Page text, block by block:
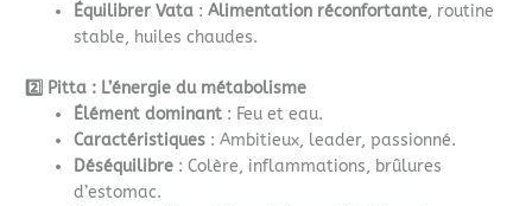
Équilibrer Vata :Alimentation réconfortante, routine
stable, huiles chaudes.
2️⃣ Pitta : L’énergie du métabolisme
Élément dominant : Feu et eau.
Caractéristiques : Ambitieux, leader, passionné.
Déséquilibre : Colère, inflammations, brûlures
d’estomac.